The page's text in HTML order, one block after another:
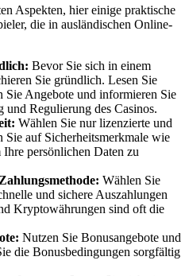
Aspekten, hier einige praktische
die in ausländischen Online-
Bevor Sie sich in einem
Sie gründlich. Lesen Sie
Sie Angebote und informieren Sie
und Regulierung des Casinos.
Wählen Sie nur lizenzierte und
Sie auf Sicherheitsmerkmale wie
persönlichen Daten zu
Wählen Sie
und sichere Auszahlungen
Kryptowährungen sind oft die
Nutzen Sie Bonusangebote und
die Bonusbedingungen sorgfältig